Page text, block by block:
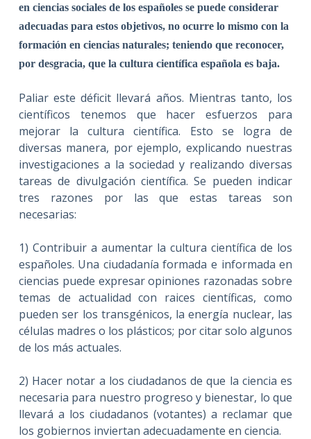
en ciencias sociales de los españoles se puede considerar
adecuadas para estos objetivos, no ocurre lo mismo con la
formación en ciencias naturales; teniendo que reconocer,
por desgracia, que la cultura científica española es baja.
Paliar este déficit llevará años. Mientras tanto, los
científicos tenemos que hacer esfuerzos para
mejorar la cultura científica. Esto se logra de
diversas manera, por ejemplo, explicando nuestras
investigaciones a la sociedad y realizando diversas
tareas de divulgación científica. Se pueden indicar
tres razones por las que estas tareas son
necesarias:
1) Contribuir a aumentar la cultura científica de los
españoles. Una ciudadanía formada e informada en
ciencias puede expresar opiniones razonadas sobre
temas de actualidad con raices científicas, como
pueden ser los transgénicos, la energía nuclear, las
células madres o los plásticos; por citar solo algunos
de los más actuales.
2) Hacer notar a los ciudadanos de que la ciencia es
necesaria para nuestro progreso y bienestar, lo que
llevará a los ciudadanos (votantes) a reclamar que
los gobiernos inviertan adecuadamente en ciencia.